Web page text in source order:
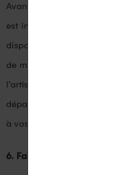
Avant de commencer votre
est important de fixer un
disponibles dans une large
de métal, de la taille de la
l’artisanat. En fixant un
dépasser vos moyens et de
à vos attentes.
6. Faites des recherches et